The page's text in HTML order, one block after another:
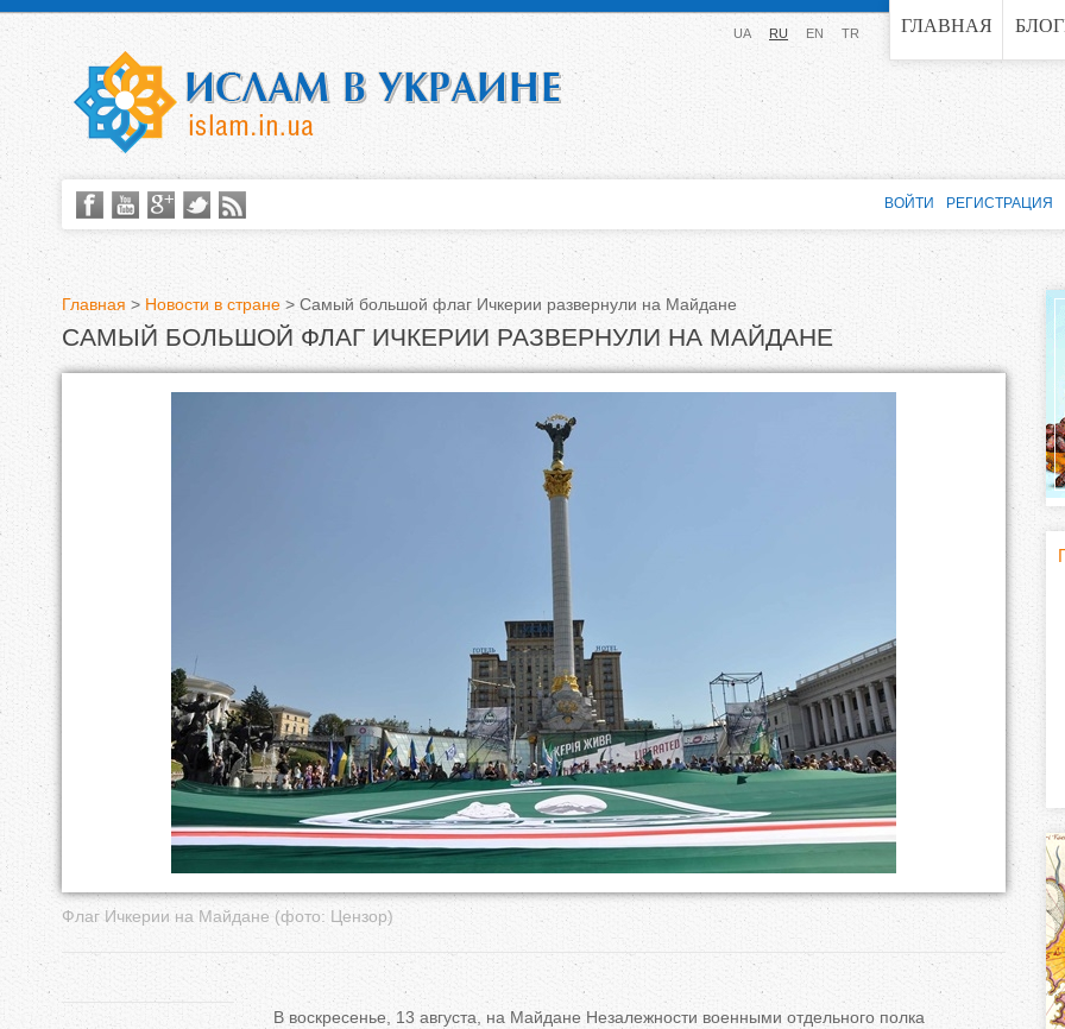
Jump to navigation ГЛАВНАЯ
UA RU EN TR
В
Главная > Новости в стране > Самый большой флаг Ичкерии развернули на Майдане
САМЫЙ БОЛЬШОЙ ФЛАГ ИЧКЕРИИ РАЗВЕРНУЛИ НА МАЙДАНЕ
Флаг Ичкерии на Майдане (фото: Цензор)
В воскресенье, 13 августа, на Майдане Незалежности военными отдельного полка
ВОЙТИ РЕГИСТРАЦИЯ
о
н
т
а
к
к